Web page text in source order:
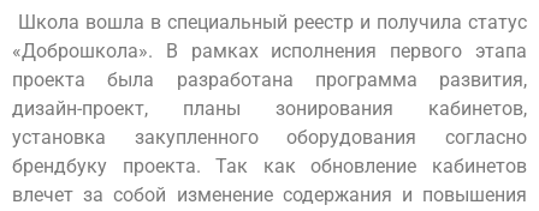
Школа вошла в специальный реестр и получила статус
«Доброшкола». В рамках исполнения первого этапа
проекта была разработана программа развития,
дизайн-проект, планы зонирования кабинетов,
установка закупленного оборудования согласно
брендбуку проекта. Так как обновление кабинетов
влечет за собой изменение содержания и повышения